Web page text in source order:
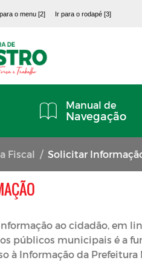
o menu [2] Ir para o rodapé [3]
Manual de
Navegação
Fiscal Solicitar
ao cidadão, em
públicos municipais é a
à Informação da